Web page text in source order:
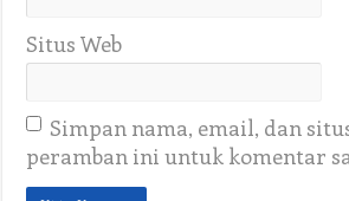
Situs Web
Simpan nama, email, dan
peramban ini untuk komentar